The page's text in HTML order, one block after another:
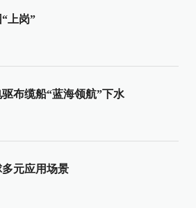
上岗”
布缆船“蓝海领航”下水
元应用场景